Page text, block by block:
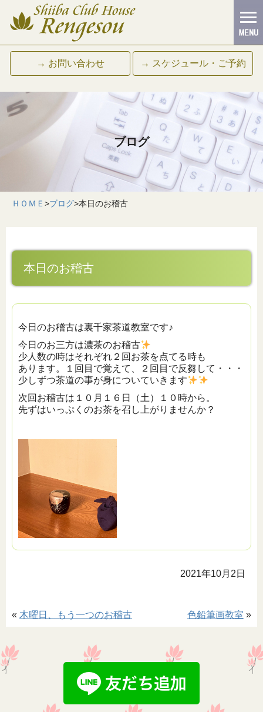
→ お問い合わせ → スケジュール・ご予約
ブログ
ＨＯＭＥ >ブログ>本日のお稽古
本日のお稽古
今日のお稽古は裏千家茶道教室です♪
今日のお三方は濃茶のお稽古
少人数の時はそれぞれ２回お茶を点てる時も
あります。１回目で覚えて、２回目で反芻して・・・
少しずつ茶道の事が身についていきます
次回お稽古は１０月１６日（土）１０時から。
先ずはいっぷくのお茶を召し上がりませんか？
2021年10月2日
色鉛筆画教室 »
« 木曜日、もう一つのお稽古